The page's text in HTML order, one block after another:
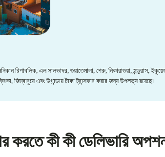
রিপাবলিক, এল সালভাদর, গুয়াতেমালা, পেরু, নিকারাগুয়া, হন্ডুরাস,
জিম্বাবুয়ে এবং উগান্ডায় টাকা ট্রান্সফার করার জন্য উপলভ্য রয়েছে।
করতে কী কী ডেলিভারি